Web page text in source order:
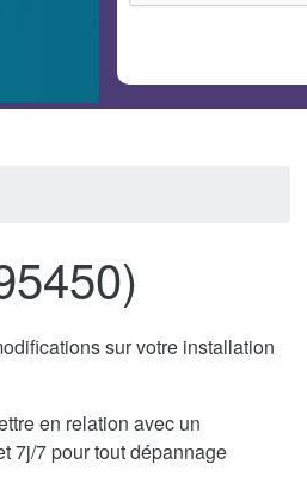
sur votre installation
en relation avec un
7j/7 pour tout dépannage